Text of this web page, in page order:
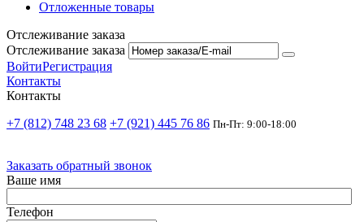
Отложенные товары
Отслеживание заказа
Отслеживание заказа
ВойтиРегистрация
Контакты
Контакты
+7 (812) 748 23 68 +7 (921) 445 76 86 Пн-Пт: 9:00-18:00
Заказать обратный звонок
Ваше имя
Телефон